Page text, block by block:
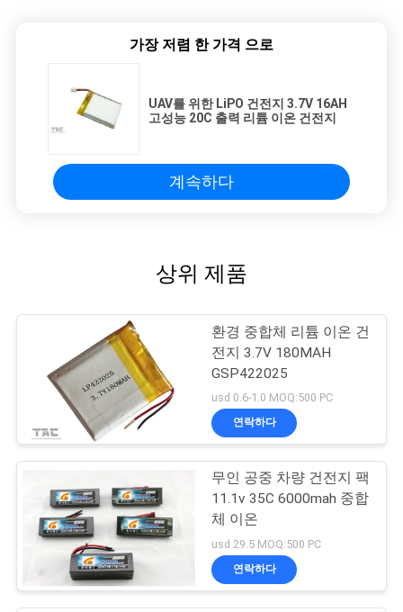
가장 저렴 한 가격 으로
UAV를 위한 LiPO 건전지 3.7V 16AH
고성능 20C 출력 리튬 이온 건전지
계속하다
상위 제품
환경 중합체 리튬 이온 건
전지 3.7V 180MAH
GSP422025
usd 0.6-1.0 MOQ:500 PC
연락하다
무인 공중 차량 건전지 팩
11.1v 35C 6000mah 중합
체 이온
usd 29.5 MOQ:500 PC
연락하다